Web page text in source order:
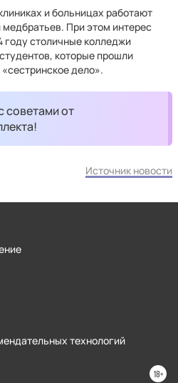
и больницах работают
При этом интерес
году столичные колледжи
которые прошли
дело».
советами от
Источник новости
технологий